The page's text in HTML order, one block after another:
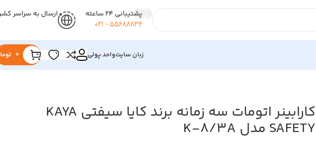
پشتیبانی 24 ساعته
55688836 - 021
ارسال به سراسر
زبان سایتواحد پولی 0
کارابینر اتومات سه زمانه برند کایا سیفتی KAYA
SAFETY مدل K-8/3A